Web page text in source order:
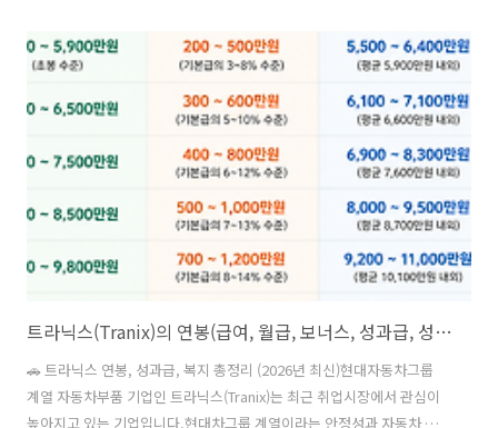
상, 현직자들의 평가까지 한 번에 정리해보겠습니다.💰 대우건설 연봉최
근 채용시장과 현직자들의 실제 급여 수준을 종합하면 대우건설은 국내
상과 각종 수당이 확대되면서 신입 초봉도 과거보다 크게 상승했습니다.
함..
트라닉스(Tranix)의 연봉(급여, 월급, 보너스, 성과급, 성과금, 상여급, 상여금, 수당, 초봉, 초임), 인재상, 근무지, 복지제도(복리후생) 등 정리
🚗 트라닉스 연봉, 성과급, 복지 총정리 (2026년 최신)현대자동차그룹
계열 자동차부품 기업인 트라닉스(Tranix)는 최근 취업시장에서 관심이
높아지고 있는 기업입니다.현대차그룹 계열이라는 안정성과 자동차 전